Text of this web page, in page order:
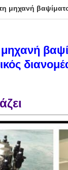
μηχανή
μηχανή